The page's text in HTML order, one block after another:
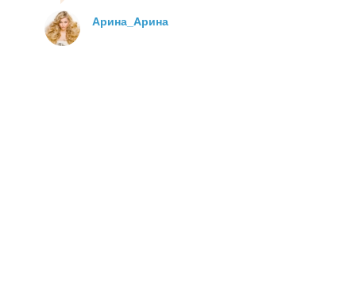
Арина_Арина